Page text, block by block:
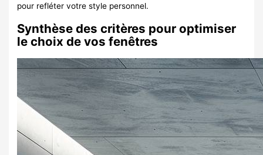
pour refléter votre style personnel.
Synthèse des critères pour optimiser
le choix de vos fenêtres